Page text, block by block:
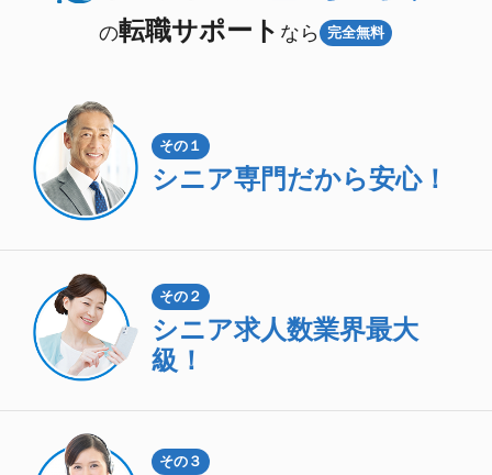
の転職サポート なら 完全無料
その１
シニア専門だから安心！
その２
シニア求人数業界最大
級！
その３